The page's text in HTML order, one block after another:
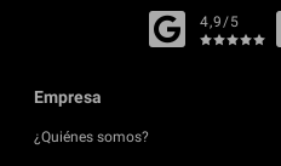
4,9/5
Empresa
¿Quiénes somos?